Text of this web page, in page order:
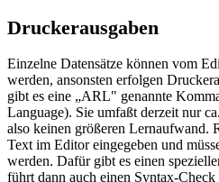
Druckerausgaben
Einzelne Datensätze können vom
werden, ansonsten erfolgen
gibt es eine „ARL" genannte
Language). Sie umfaßt derzeit nur
also keinen größeren Lernaufwand.
Text im Editor eingegeben und
werden. Dafür gibt es einen
führt dann auch einen Syntax-